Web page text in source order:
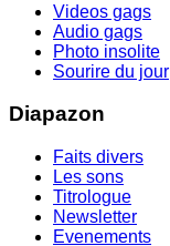
Videos gags
Audio gags
Photo insolite
Sourire du jour
Diapazon
Faits divers
Les sons
Titrologue
Newsletter
Evenements